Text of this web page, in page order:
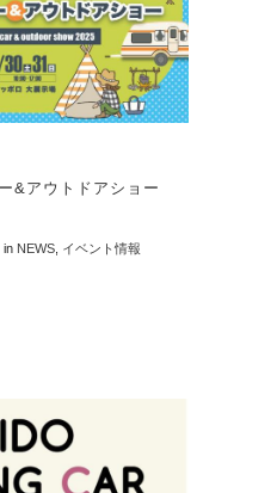
&アウトドアショー
in NEWS イベント情報